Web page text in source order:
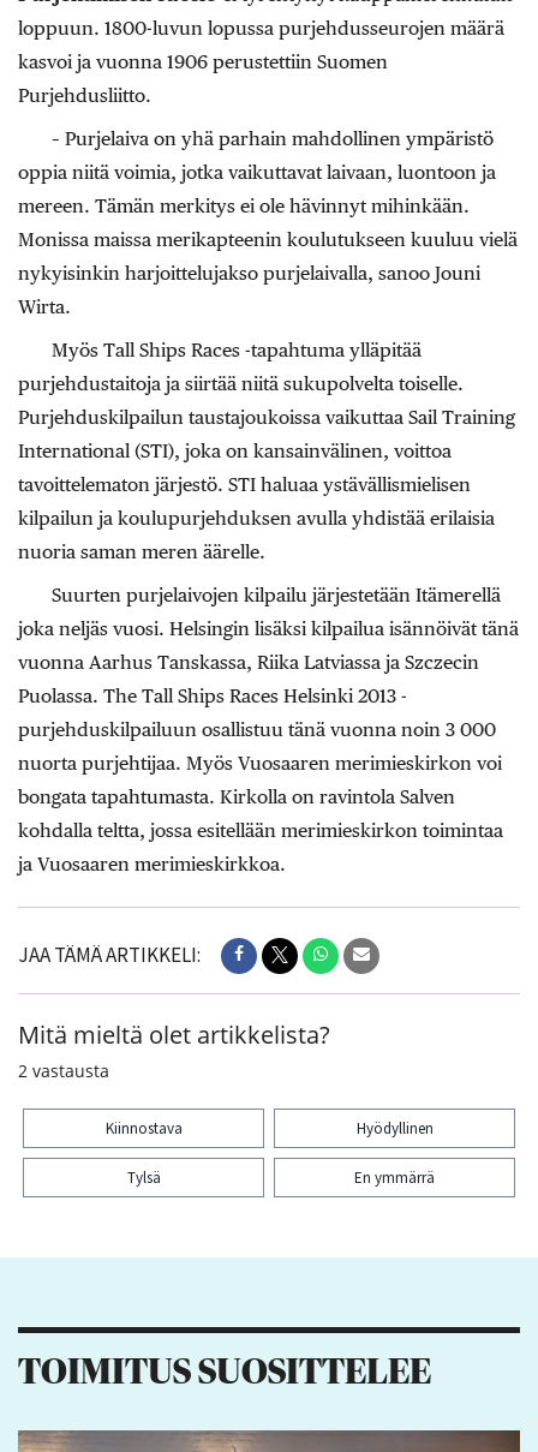
loppuun. 1800-luvun lopussa purjehdusseurojen määrä
kasvoi ja vuonna 1906 perustettiin Suomen
Purjehdusliitto.
– Purjelaiva on yhä parhain mahdollinen ympäristö
oppia niitä voimia, jotka vaikuttavat laivaan, luontoon ja
mereen. Tämän merkitys ei ole hävinnyt mihinkään.
Monissa maissa merikapteenin koulutukseen kuuluu vielä
nykyisinkin harjoittelujakso purjelaivalla, sanoo Jouni
Wirta.
Myös Tall Ships Races -tapahtuma ylläpitää
purjehdustaitoja ja siirtää niitä sukupolvelta toiselle.
Purjehduskilpailun taustajoukoissa vaikuttaa Sail Training
International (STI), joka on kansainvälinen, voittoa
tavoittelematon järjestö. STI haluaa ystävällismielisen
kilpailun ja koulupurjehduksen avulla yhdistää erilaisia
nuoria saman meren äärelle.
Suurten purjelaivojen kilpailu järjestetään Itämerellä
joka neljäs vuosi. Helsingin lisäksi kilpailua isännöivät tänä
vuonna Aarhus Tanskassa, Riika Latviassa ja Szczecin
Puolassa. The Tall Ships Races Helsinki 2013 -
purjehduskilpailuun osallistuu tänä vuonna noin 3 000
nuorta purjehtijaa. Myös Vuosaaren merimieskirkon voi
bongata tapahtumasta. Kirkolla on ravintola Salven
kohdalla teltta, jossa esitellään merimieskirkon toimintaa
ja Vuosaaren merimieskirkkoa.
JAA TÄMÄ ARTIKKELI:
Mitä mieltä olet artikkelista?
2 vastausta
Kiinnostava Hyödyllinen
Tylsä En ymmärrä
TOIMITUS SUOSITTELEE